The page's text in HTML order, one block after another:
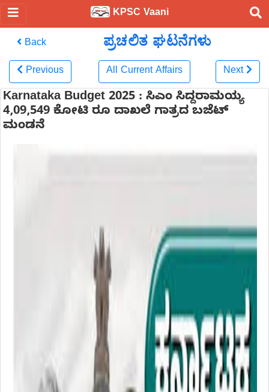
KPSC Vaani
Back ಪ್ರಚಲಿತ ಘಟನೆಗಳು
Previous All Current Affairs Next
Karnataka Budget 2025 : ಸಿಎಂ ಸಿದ್ದರಾಮಯ್ಯ
4,09,549 ಕೋಟಿ ರೂ ದಾಖಲೆ ಗಾತ್ರದ ಬಜೆಟ್
ಮಂಡನೆ